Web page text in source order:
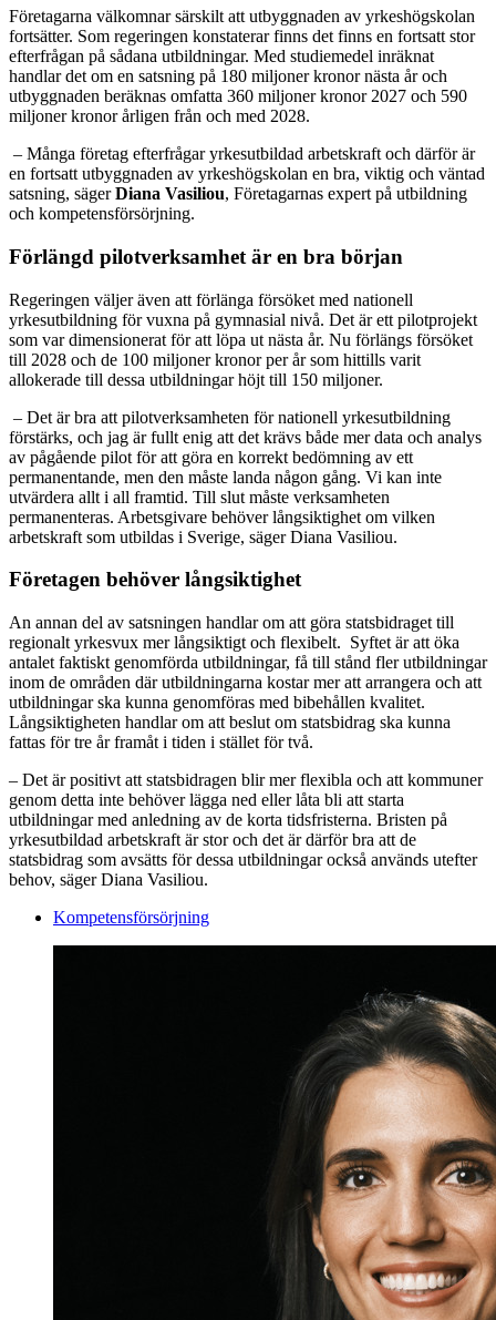
Företagarna välkomnar särskilt att utbyggnaden av yrkeshögskolan
fortsätter. Som regeringen konstaterar finns det finns en fortsatt stor
efterfrågan på sådana utbildningar. Med studiemedel inräknat
handlar det om en satsning på 180 miljoner kronor nästa år och
utbyggnaden beräknas omfatta 360 miljoner kronor 2027 och 590
miljoner kronor årligen från och med 2028.
– Många företag efterfrågar yrkesutbildad arbetskraft och därför är
en fortsatt utbyggnaden av yrkeshögskolan en bra, viktig och väntad
satsning, sägerDiana Vasiliou, Företagarnas expert på utbildning
och kompetensförsörjning.
Förlängd pilotverksamhet är en bra början
Regeringen väljer även att förlänga försöket med nationell
yrkesutbildning för vuxna på gymnasial nivå. Det är ett pilotprojekt
som var dimensionerat för att löpa ut nästa år. Nu förlängs försöket
till 2028 och de 100 miljoner kronor per år som hittills varit
allokerade till dessa utbildningar höjt till 150 miljoner.
– Det är bra att pilotverksamheten för nationell yrkesutbildning
förstärks, och jag är fullt enig att det krävs både mer data och analys
av pågående pilot för att göra en korrekt bedömning av ett
permanentande, men den måste landa någon gång. Vi kan inte
utvärdera allt i all framtid. Till slut måste verksamheten
permanenteras. Arbetsgivare behöver långsiktighet om vilken
arbetskraft som utbildas i Sverige, säger Diana Vasiliou.
Företagen behöver långsiktighet
An annan del av satsningen handlar om att göra statsbidraget till
regionalt yrkesvux mer långsiktigt och flexibelt. Syftet är att öka
antalet faktiskt genomförda utbildningar, få till stånd fler utbildningar
inom de områden där utbildningarna kostar mer att arrangera och att
utbildningar ska kunna genomföras med bibehållen kvalitet.
Långsiktigheten handlar om att beslut om statsbidrag ska kunna
fattas för tre år framåt i tiden i stället för två.
– Det är positivt att statsbidragen blir mer flexibla och att kommuner
genom detta inte behöver lägga ned eller låta bli att starta
utbildningar med anledning av de korta tidsfristerna. Bristen på
yrkesutbildad arbetskraft är stor och det är därför bra att de
statsbidrag som avsätts för dessa utbildningar också används utefter
behov, säger Diana Vasiliou.
Kompetensförsörjning